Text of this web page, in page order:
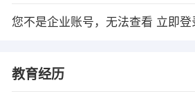
您不是企业账号，无法查看 立即登
教育经历